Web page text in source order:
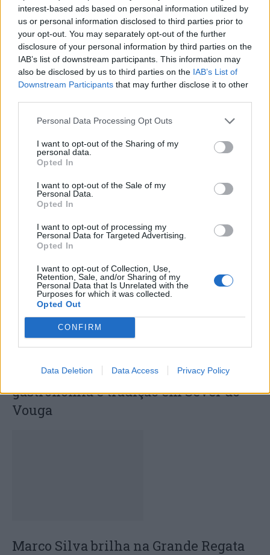
interest-based ads based on personal information utilized by
us or personal information disclosed to third parties prior to
your opt-out. You may separately opt-out of the further
disclosure of your personal information by third parties on the
IAB’s list of downstream participants. This information may
also be disclosed by us to third parties on the IAB’s List of
Downstream Participants that may further disclose it to other
Personal Data Processing Opt Outs
I want to opt-out of the Sharing of my
personal data.
Opted In
I want to opt-out of the Sale of my
Personal Data.
Opted In
I want to opt-out of processing my
Personal Data for Targeted Advertising.
Opted In
I want to opt-out of Collection, Use,
Retention, Sale, and/or Sharing of my
Personal Data that Is Unrelated with the
Purposes for which it was collected.
Opted Out
CONFIRM
Data Deletion Data Access Privacy Policy
ARTIGOS RELACIONADOSMAIS DO AUTOR
Carregal do Sal: Fumeiro Flor de Sal
conquista a distinção “Melhor dos
Portuguesa
Festa das Eiras celebra cultura,
gastronomia e tradição em Sever do
Vouga
Marco Silva brilha na Grande Regata